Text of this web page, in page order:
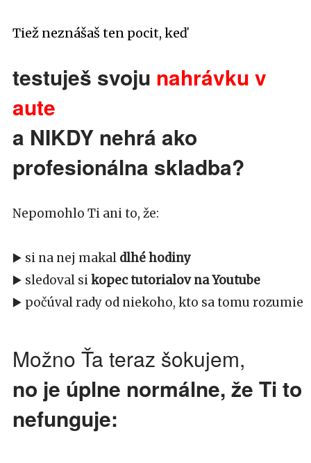
Tiež neznášaš ten pocit, keď
testuješ svoju nahrávku v
aute
a NIKDY nehrá ako
profesionálna skladba?
Nepomohlo Ti ani to, že:
▶️ si na nej makal dlhé hodiny
▶️ sledoval sikopec tutorialov na Youtube
▶️ počúval rady od niekoho, kto sa tomu rozumie
Možno Ťa teraz šokujem,
no je úplne normálne, že Ti to
nefunguje: